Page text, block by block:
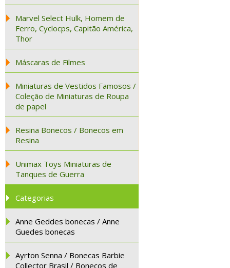
Marvel Select Hulk, Homem de
Ferro, Cyclocps, Capitão América,
Thor
Máscaras de Filmes
Miniaturas de Vestidos Famosos /
Coleção de Miniaturas de Roupa
de papel
Resina Bonecos / Bonecos em
Resina
Unimax Toys Miniaturas de
Tanques de Guerra
Categorias
Anne Geddes bonecas / Anne
Guedes bonecas
Ayrton Senna / Bonecas Barbie
Collector Brasil / Bonecos de